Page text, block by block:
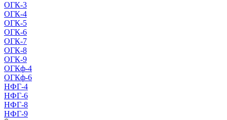
ОГК-3
ОГК-4
ОГК-5
ОГК-6
ОГК-7
ОГК-8
ОГК-9
ОГКф-4
ОГКф-6
НФГ-4
НФГ-6
НФГ-8
НФГ-9